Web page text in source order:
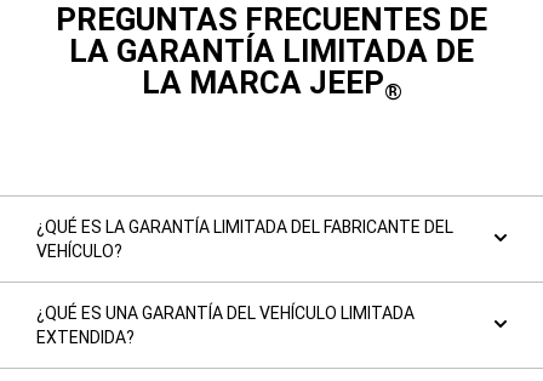
PREGUNTAS FRECUENTES DE
LA GARANTÍA LIMITADA DE
LA MARCA JEEP®
¿QUÉ ES LA GARANTÍA LIMITADA DEL FABRICANTE DEL
VEHÍCULO?
¿QUÉ ES UNA GARANTÍA DEL VEHÍCULO LIMITADA
EXTENDIDA?